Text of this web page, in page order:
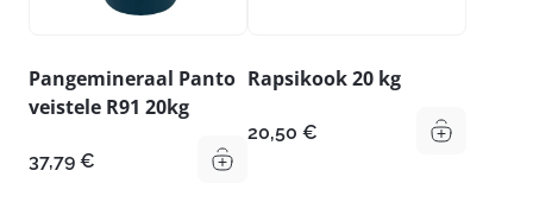
Pangemineraal Panto
veistele R91 20kg
37,79 €
Rapsikook 20 kg
20,50 €